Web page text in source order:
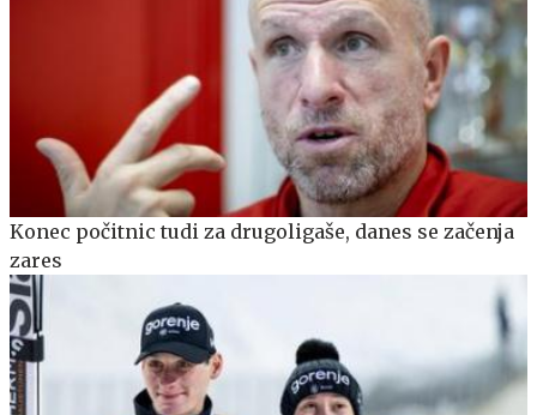
Konec počitnic tudi za drugoligaše, danes se začenja
zares